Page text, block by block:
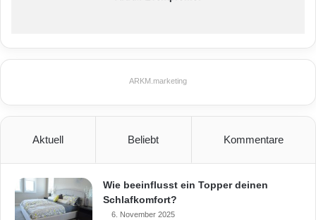
ist für Stein-, Beton-, Holz-, Kunststoff- oder
ARKM.marketing
Aktuell Beliebt Kommentare
Wie beeinflusst ein Topper deinen
Schlafkomfort?
6. November 2025